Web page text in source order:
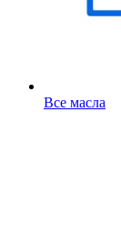
Все масла